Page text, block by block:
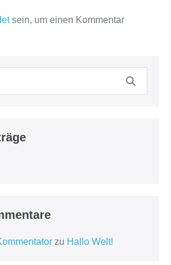
sein, um einen Kommentar
zu Hallo Welt!